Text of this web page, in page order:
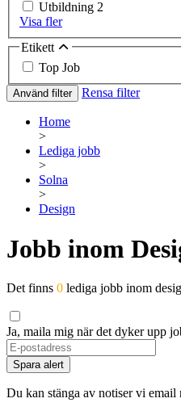
Utbildning 2
Visa fler
Etikett
Top Job
Använd filter Rensa filter
Home
>
Lediga jobb
>
Solna
>
Design
Jobb inom
Det finns 0 lediga jobb inom
Ja, maila mig när det dyker upp
If
you
are
a
Spara alert
Du kan stänga av notiser vi email